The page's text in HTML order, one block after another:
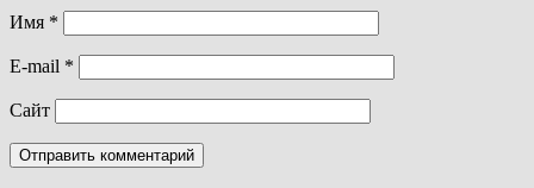
Имя *
E-mail *
Сайт